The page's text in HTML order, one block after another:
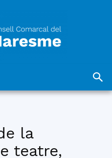
Comarcal
la
teatre,